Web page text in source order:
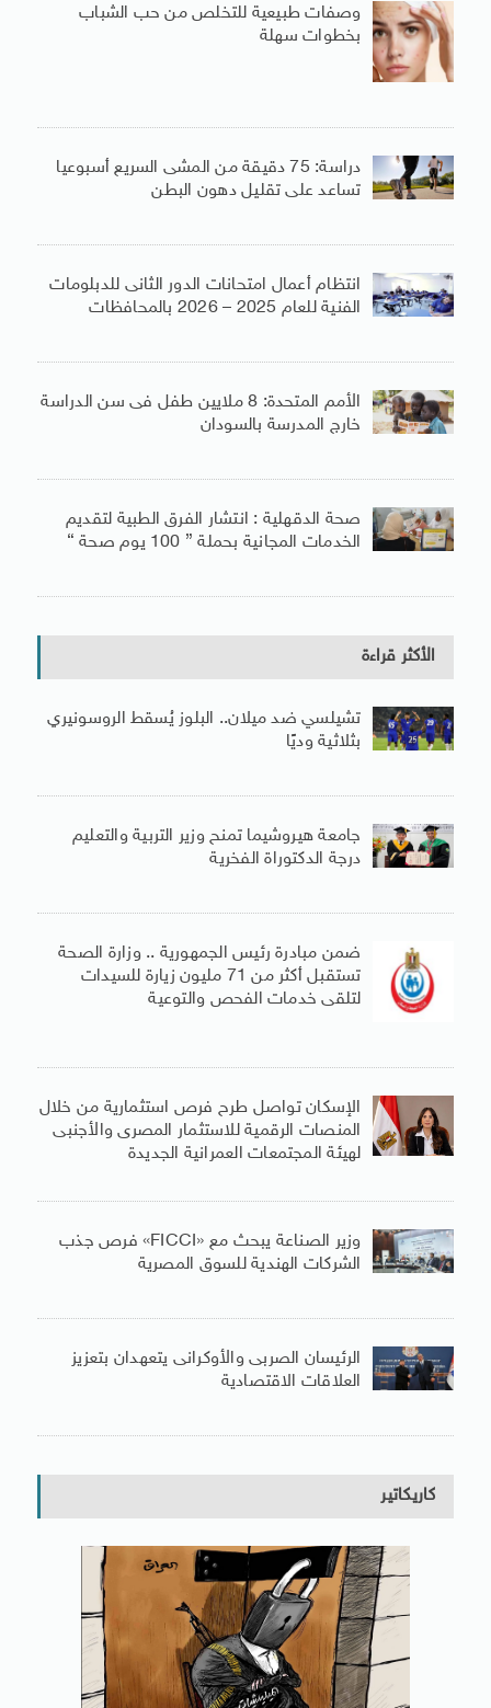
وصفات طبيعية للتخلص من حب الشباب
بخطوات سهلة
دراسة: 75 دقيقة من المشى السريع أسبوعيا
تساعد على تقليل دهون البطن
انتظام أعمال امتحانات الدور الثانى للدبلومات
الفنية للعام 2025 – 2026 بالمحافظات
الأمم المتحدة: 8 ملايين طفل فى سن الدراسة
خارج المدرسة بالسودان
صحة الدقهلية : انتشار الفرق الطبية لتقديم
الخدمات المجانية بحملة ” 100 يوم صحة “
الأكثر قراءة
تشيلسي ضد ميلان.. البلوز يُسقط الروسونيري
بثلاثية وديًا
جامعة هيروشيما تمنح وزير التربية والتعليم
درجة الدكتوراة الفخرية
ضمن مبادرة رئيس الجمهورية .. وزارة الصحة
تستقبل أكثر من 71 مليون زيارة للسيدات
لتلقى خدمات الفحص والتوعية
الإسكان تواصل طرح فرص استثمارية من خلال
المنصات الرقمية للاستثمار المصرى والأجنبى
لهيئة المجتمعات العمرانية الجديدة
وزير الصناعة يبحث مع «FICCI» فرص جذب
الشركات الهندية للسوق المصرية
الرئيسان الصربى والأوكرانى يتعهدان بتعزيز
العلاقات الاقتصادية
كاريكاتير